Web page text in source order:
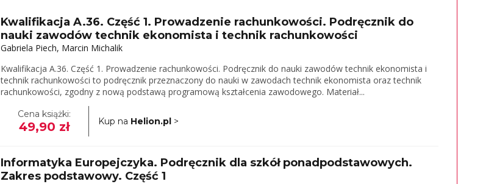
Kwalifikacja A.36. Część 1. Prowadzenie rachunkowości. Podręcznik do
nauki zawodów technik ekonomista i technik rachunkowości
Gabriela Piech, Marcin Michalik
Kwalifikacja A.36. Część 1. Prowadzenie rachunkowości. Podręcznik do nauki zawodów technik ekonomista i
technik rachunkowości to podręcznik przeznaczony do nauki w zawodach technik ekonomista oraz technik
rachunkowości, zgodny z nową podstawą programową kształcenia zawodowego. Materiał...
Cena książki:
49,90 zł Kup na Helion.pl >
Informatyka Europejczyka. Podręcznik dla szkół ponadpodstawowych.
Zakres podstawowy. Część 1